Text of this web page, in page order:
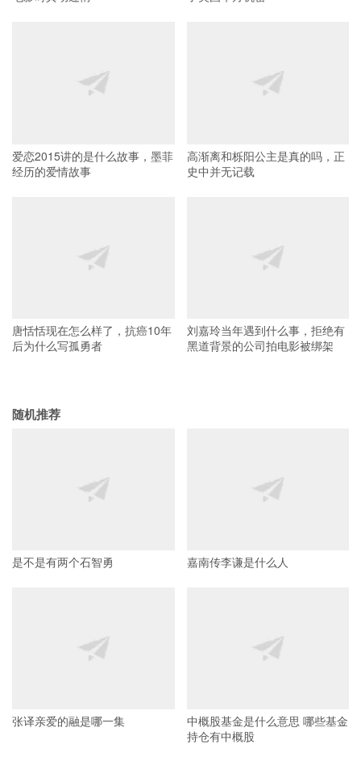
爱恋2015讲的是什么故事，墨菲
经历的爱情故事
高渐离和栎阳公主是真的吗，正
史中并无记载
唐恬恬现在怎么样了，抗癌10年
后为什么写孤勇者
刘嘉玲当年遇到什么事，拒绝有
黑道背景的公司拍电影被绑架
随机推荐
是不是有两个石智勇 嘉南传李谦是什么人
张译亲爱的融是哪一集
中概股基金是什么意思 哪些基金
持仓有中概股